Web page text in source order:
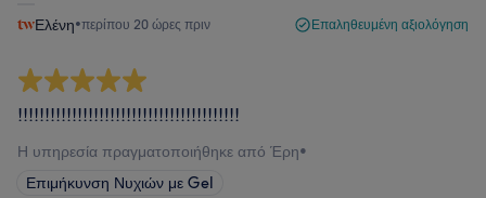
Ελένη•περίπου 20 ώρες πριν Επαληθευμένη αξιολόγηση
!!!!!!!!!!!!!!!!!!!!!!!!!!!!!!!!!!!!!!!!!
Η υπηρεσία πραγματοποιήθηκε από Έρη•
Επιμήκυνση Νυχιών με Gel